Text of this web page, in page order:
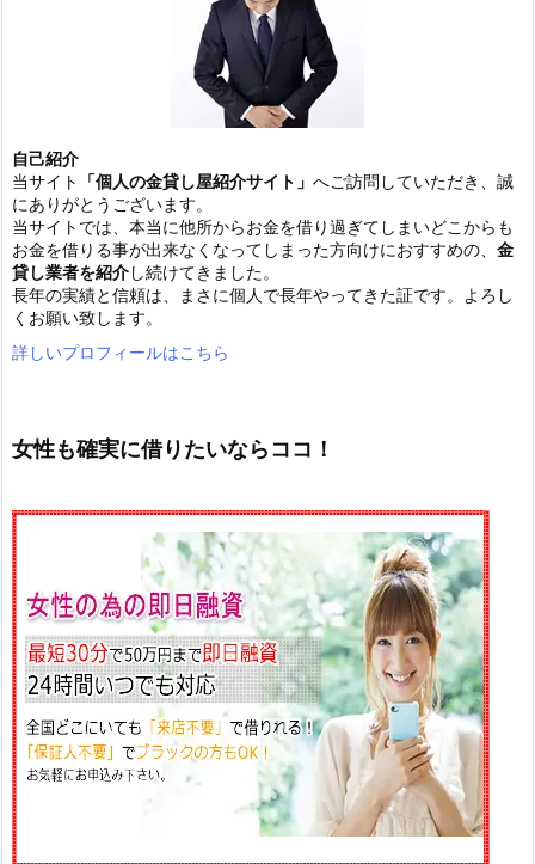
自己紹介
当サイト
「個人の金貸し屋紹介サイト」 へご訪問していただき、誠
にありがとうございます。
当サイトでは、本当に他所からお金を借り過ぎてしまいどこからも
お金を借りる事が出来なくなってしまった方向けにおすすめの、 金
貸し業者を紹介し続けてきました。
長年の実績と信頼は、まさに個人で長年やってきた証です。よろし
くお願い致します。
詳しいプロフィールはこちら
女性も確実に借りたいならココ！